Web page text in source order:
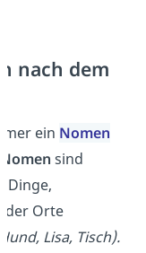
nach dem
ein Nomen
Nomen sind
Dinge,
Orte
Hund, Lisa, Tisch).